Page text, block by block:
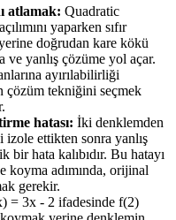
atlamak: Quadratic
yaparken sıfır
doğrudan kare kökü
ve yanlış çözüme yol açar.
ayırılabilirliği
çözüm tekniğini seçmek
hatası: İki denklemden
ettikten sonra yanlış
bir hata kalıbıdır. Bu hatayı
koyma adımında, orijinal
gerekir.
= 3x - 2 ifadesinde f(2)